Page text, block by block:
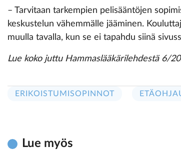
– Tarvitaan tarkempien pelisääntöjen
keskustelun vähemmälle jääminen.
muulla tavalla, kun se ei tapahdu siinä
Lue koko juttu Hammaslääkärilehdestä 6/
ERIKOISTUMISOPINNOT
Lue myös